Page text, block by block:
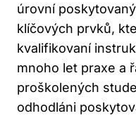
úrovní
klíčových prvků,
kvalifikovaní
mnoho let praxe a
proškolených
odhodláni